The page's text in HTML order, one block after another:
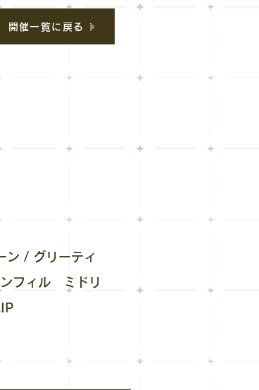
開催一覧に戻る
ン / グリーティ
フィル ミドリ